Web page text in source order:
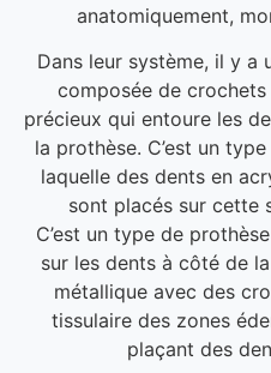
anatomiquement,
Dans leur système, il y a
composée de crochets
précieux qui entoure les
la prothèse. C’est un
laquelle des dents en
sont placés sur cette
C’est un type de
sur les dents à côté de
métallique avec des
tissulaire des zones
plaçant des